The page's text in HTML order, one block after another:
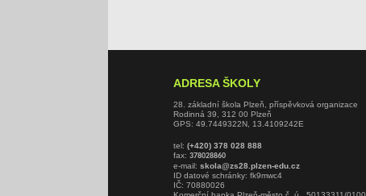
ADRESA ŠKOLY
28. základní škola Plzeň, příspěvková organizace
Rodinná 39, 312 00 Plzeň
GPS: 49.7449322N, 13.4109242E
tel: (+420) 378 028 888
fax: 378028860
e-mail: skola@zs28.plzen-edu.cz
ID datové schránky: fk9mwc4
IČ: 70880026